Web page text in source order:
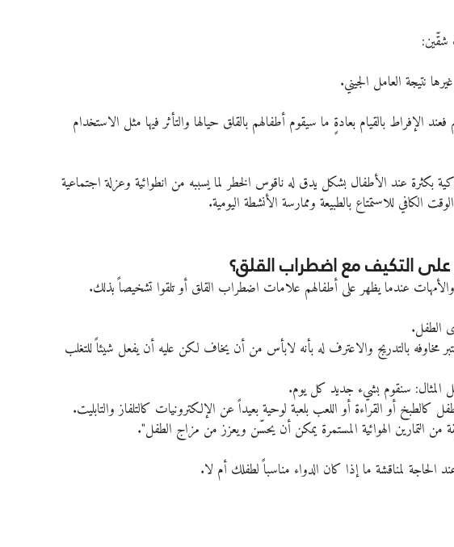
شقّين:
نتيجة العامل الجيني.
الإفراط بالقيام بعادةٍ ما سيقوم أطفالهم بالقلق حيالها والتأثر فيها مثل الاستخدام
بكثرة عند الأطفال بشكل يدق له ناقوس الخطر لما يسببه من انطوائية وعزلة اجتماعية
للاستمتاع بالطبيعة وممارسة الأنشطة اليومية.
التكيف مع اضطراب القلق؟
عندما يظهر على أطفالهم علامات اضطراب القلق أو تلقوا تشخيصاً بذلك.
مخاوفه بالتدريج والاعترف له بأنه لابأس من أن يخاف لكن عليه أن يفعل شيئاً للتغلب
لمناقشة ما إذا كان الدواء مناسباً لطفلك أم لا.